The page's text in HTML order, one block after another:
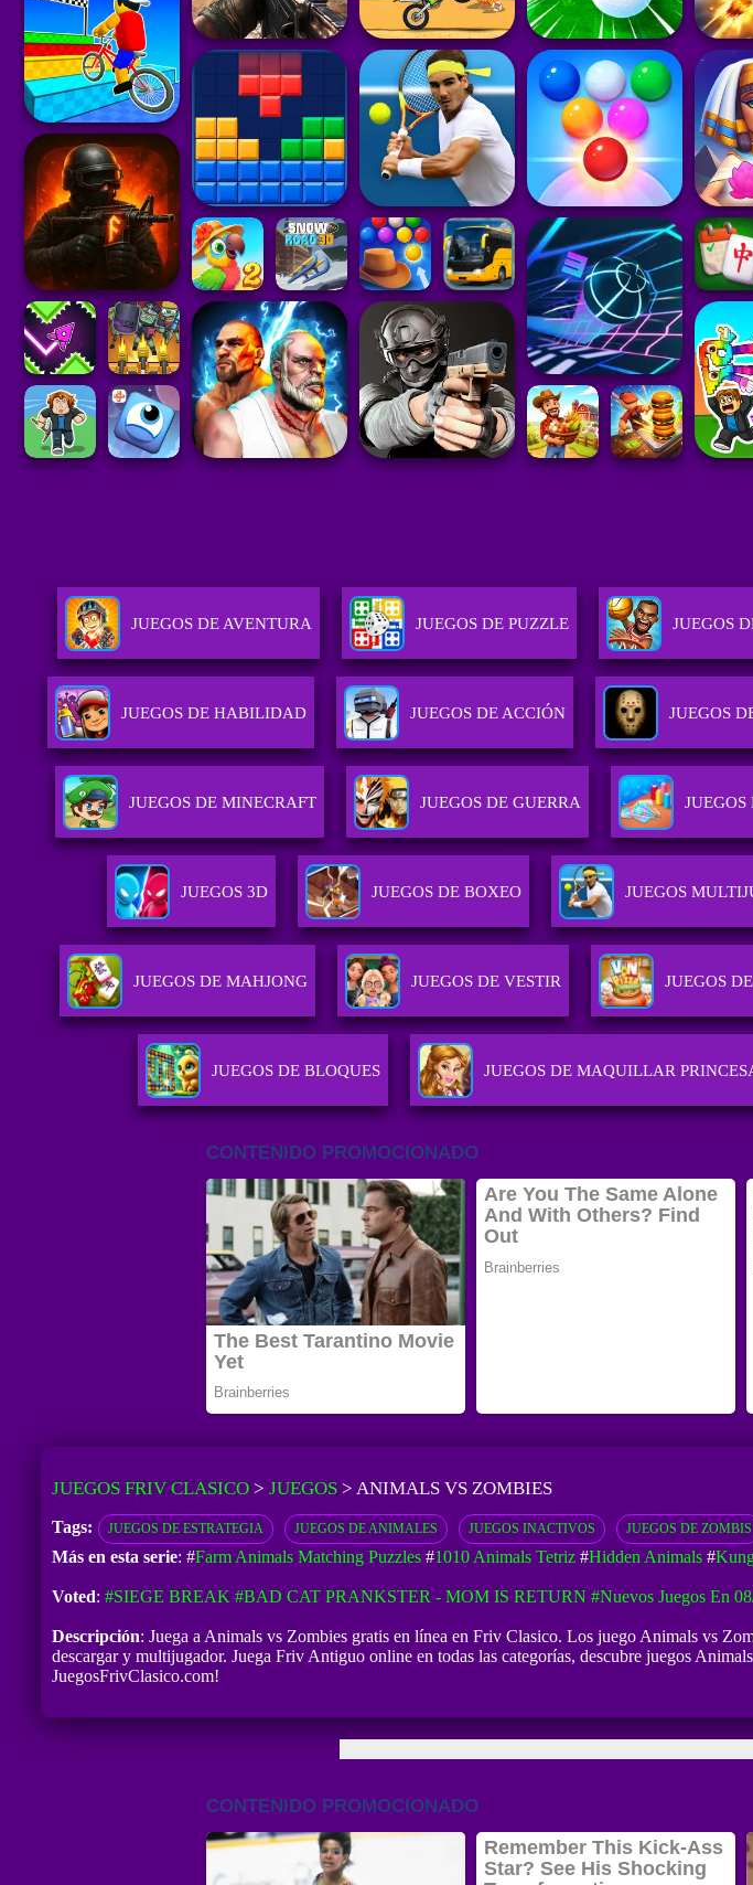
JUEGOS DE AVENTURA JUEGOS DE PUZZLE JUEGOS
JUEGOS DE HABILIDAD JUEGOS DE ACCIÓN JUEGOS
JUEGOS DE MINECRAFT JUEGOS DE GUERRA
JUEGOS 3D JUEGOS DE BOXEO JUEGOS
JUEGOS DE MAHJONG JUEGOS DE VESTIR JUEGOS
JUEGOS DE BLOQUES JUEGOS DE MAQUILLAR
JUEGOS FRIV CLASICO> JUEGOS> ANIMALS VS ZOMBIES
Tags: JUEGOS DE ESTRATEGIA JUEGOS DE ANIMALES JUEGOS INACTIVOS JUEGOS DE ZOMBIS
Más en esta serie: #Farm Animals Matching Puzzles#1010 Animals Tetriz #Hidden Animals#
Voted: #SIEGE BREAK #BAD CAT PRANKSTER - MOM IS RETURN #Nuevos Juegos En
Descripción: Juega a Animals vs Zombies gratis en línea en Friv Clasico. Los juego Animals vs
descargar y multijugador. Juega Friv Antiguo online en todas las categorías, descubre juegos
JuegosFrivClasico.com!